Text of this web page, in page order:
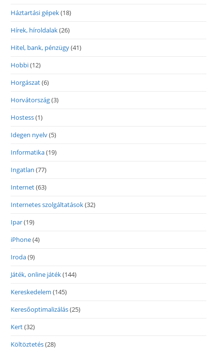
Háztartási gépek(18)
Hírek, híroldalak(26)
Hitel, bank, pénzügy(41)
Hobbi(12)
Horgászat(6)
Horvátország(3)
Hostess(1)
Idegen nyelv(5)
Informatika(19)
Ingatlan (77)
Internet(63)
Internetes szolgáltatások(32)
Ipar(19)
iPhone(4)
Iroda(9)
Játék, online játék(144)
Kereskedelem (145)
Keresőoptimalizálás(25)
Kert(32)
Költöztetés(28)